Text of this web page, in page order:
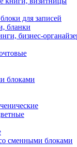
для записей
бланки
бизнес-
блоками
сменными блоками